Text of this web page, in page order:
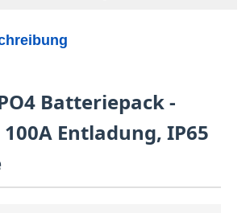
Batteriepack -
100A Entladung, IP65